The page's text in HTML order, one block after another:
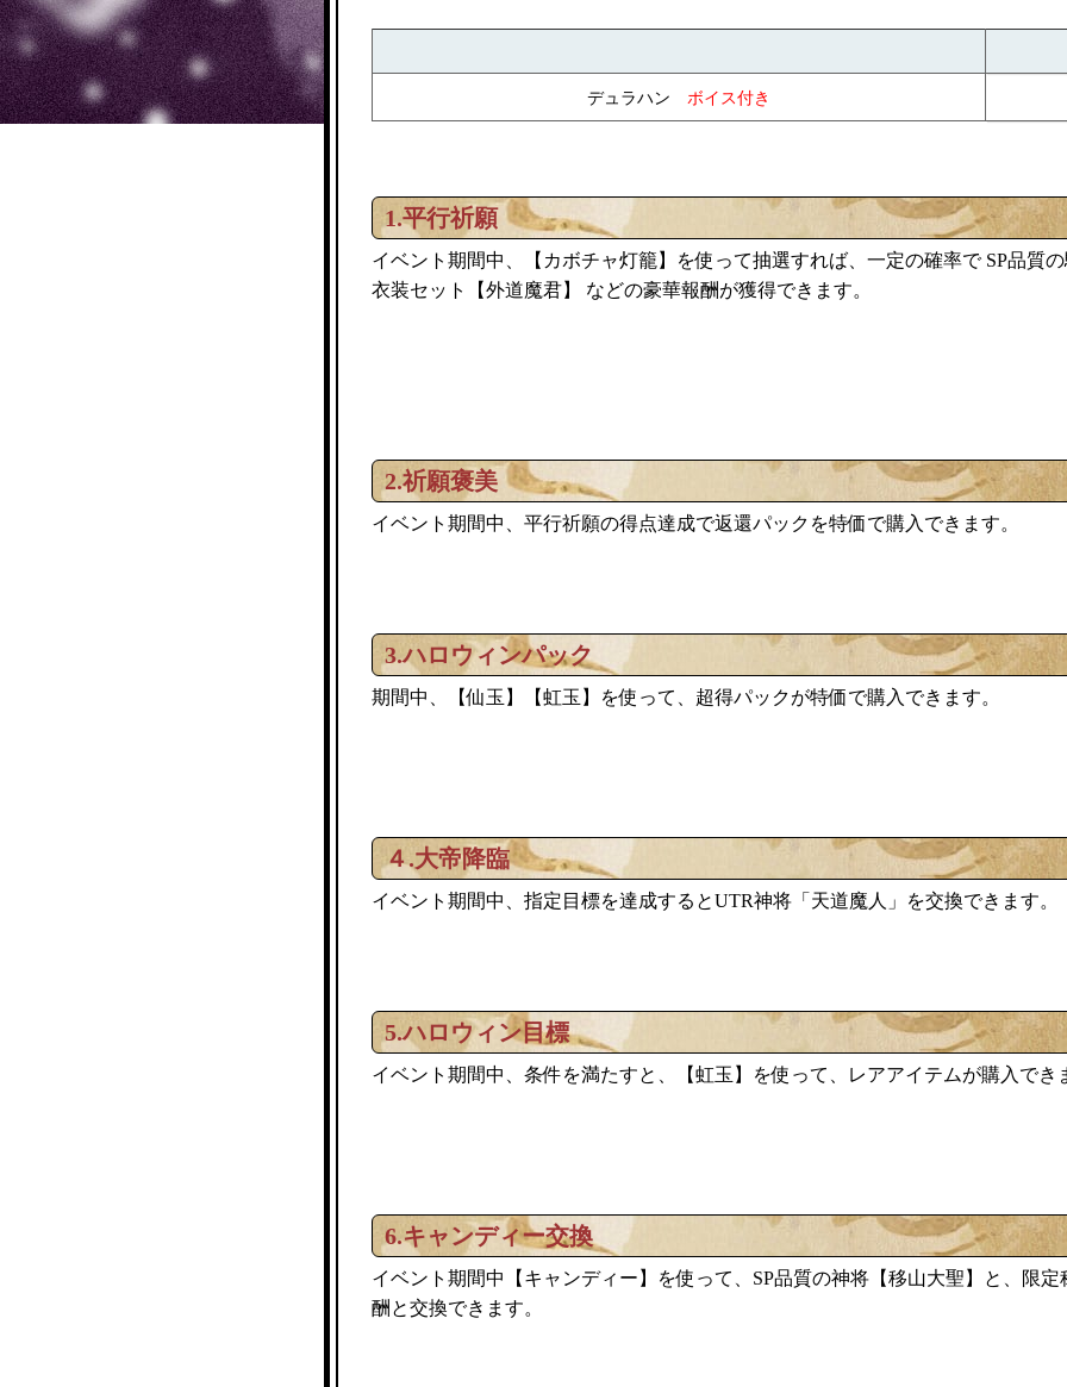
デュラハン ボイス付き
1.平行祈願
イベント期間中、【 カボチャ灯籠】を使って抽選すれば、一定の確率で SP品質
衣装セット 【外道魔君】 などの豪華報酬が獲得できます。
2.祈願褒美
イベント期間中、平行祈願の得点達成で返還パックを特価で購入できます。
3.ハロウィンパック
期間中、【仙玉】【虹玉】を使って、超得パックが特価で購入できます。
４.大帝降臨
イベント期間中、指定目標を達成するとUTR神将「 天道魔人 」を交換できます。
5.ハロウィン目標
イベント期間中、条件を満たすと、【虹玉】を使って、レアアイテムが購入でき
6.キャンディー交換
イベント期間中【 キャンディー 】を使って、SP品質の神将【移山大聖 】と、限
酬と交換できます。